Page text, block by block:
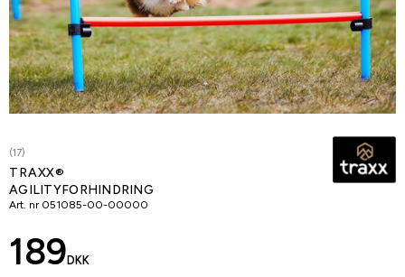
(17)
TRAXX®
AGILITYFORHINDRING
Art. nr 051085-00-00000
189 DKK